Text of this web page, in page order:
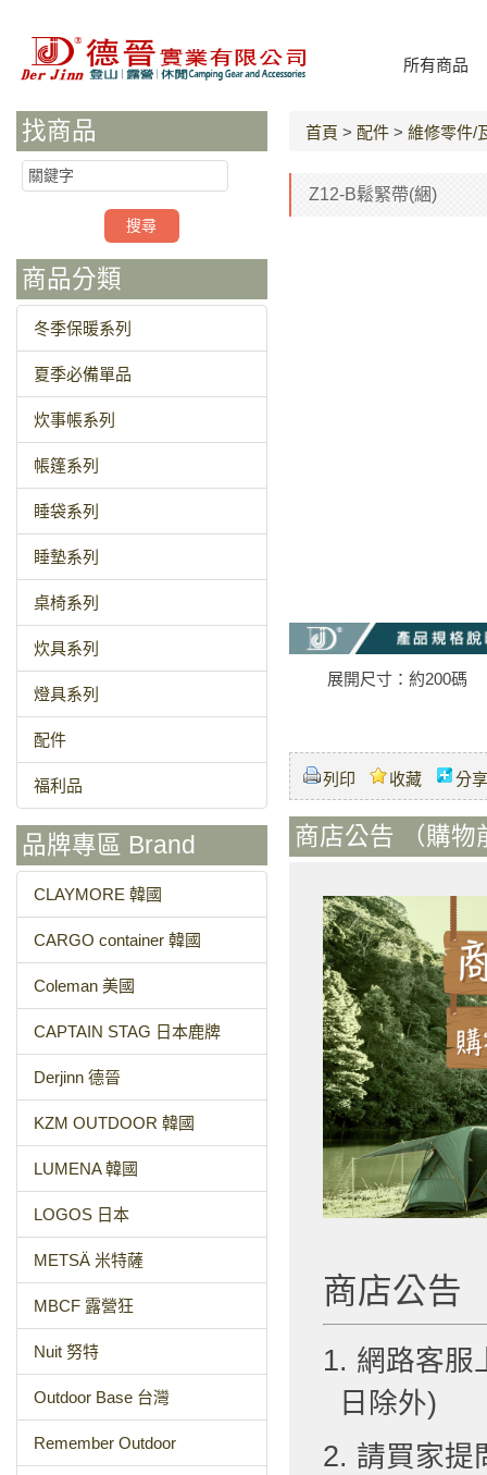
所有商品
找商品
商品分類
冬季保暖系列
夏季必備單品
炊事帳系列
帳篷系列
睡袋系列
睡墊系列
桌椅系列
炊具系列
燈具系列
配件
福利品
品牌專區 Brand
CLAYMORE 韓國
CARGO container 韓國
Coleman 美國
CAPTAIN STAG 日本鹿牌
Derjinn 德晉
KZM OUTDOOR 韓國
LUMENA 韓國
LOGOS 日本
METSÄ 米特薩
MBCF 露營狂
Nuit 努特
Outdoor Base 台灣
Remember Outdoor
首頁 > 配件 > 維修零件/
Z12-B鬆緊帶(綑)
展開尺寸：約200碼
列印 收藏 分享
商店公告 （購物
商店公告
1. 網路客服
日除外)
2. 請買家提